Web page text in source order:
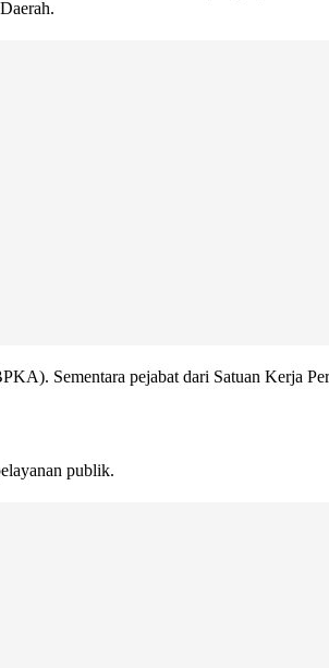
Sementara pejabat dari Satuan Kerja
publik.